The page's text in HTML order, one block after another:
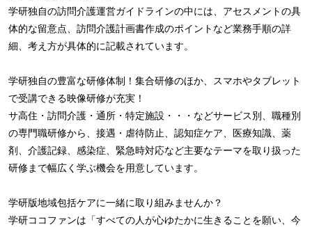
学研独自の訪問介護運営ガイドラインの中には、アセスメントの具
体的な留意点、訪問介護計画書作成のポイントなど業務手順の詳
細、考え方が具体的に記載されています。
学研独自の豊富な研修体制！集合研修のほか、スマホやタブレット
で受講できる映像研修が充実！
サ高住・訪問介護・通所・特定施設・・・などサービス別、職種別
の専門職研修から、接遇・虐待防止、認知症ケア、医療知識、薬
剤、介護記録、感染症、緊急時対応など主要なテーマを取り扱った
研修まで幅広く学ぶ機会を用意しています。
学研版地域包括ケアに一緒に取り組みませんか？
学研ココファンは「すべての人が心ゆたかに生きることを願い、今